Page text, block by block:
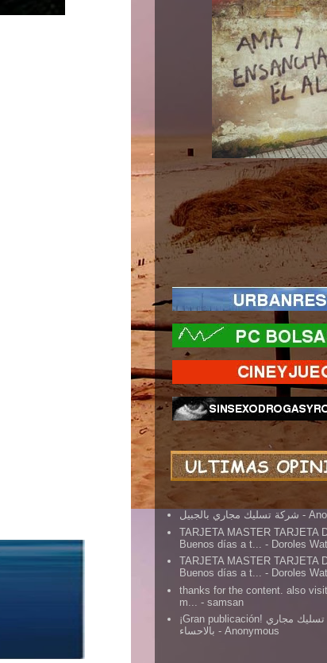
شركة تسليك مجاري بالجبيل -
TARJETA MASTER TARJETA
Buenos días a t...
- Doroles
TARJETA MASTER TARJETA
Buenos días a t... - Doroles
thanks for the content. also
m...
- samsan
¡Gran publicación! شركة تسليك مجاري
بالاحساء - Anonymous